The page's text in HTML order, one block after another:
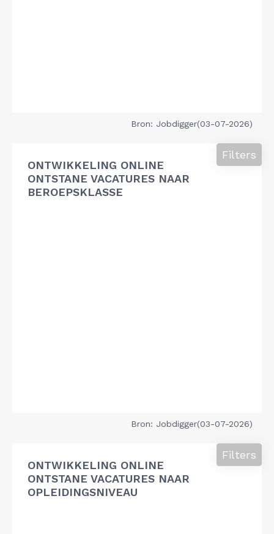
Bron: Jobdigger(03-07-2026)
ONTWIKKELING ONLINE
ONTSTANE VACATURES NAAR
BEROEPSKLASSE
Filters
Bron: Jobdigger(03-07-2026)
ONTWIKKELING ONLINE
ONTSTANE VACATURES NAAR
OPLEIDINGSNIVEAU
Filters